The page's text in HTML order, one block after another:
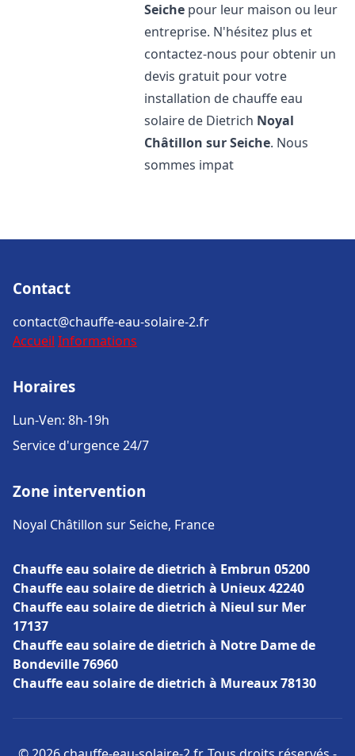
Seiche pour leur maison ou leur
entreprise. N'hésitez plus et
contactez-nous pour obtenir un
devis gratuit pour votre
installation de chauffe eau
solaire de Dietrich Noyal
Châtillon sur Seiche. Nous
sommes impat
Contact
contact@chauffe-eau-solaire-2.fr
Accueil Informations
Horaires
Lun-Ven: 8h-19h
Service d'urgence 24/7
Zone intervention
Noyal Châtillon sur Seiche, France
Chauffe eau solaire de dietrich à Embrun 05200
Chauffe eau solaire de dietrich à Unieux 42240
Chauffe eau solaire de dietrich à Nieul sur Mer
17137
Chauffe eau solaire de dietrich à Notre Dame de
Bondeville 76960
Chauffe eau solaire de dietrich à Mureaux 78130